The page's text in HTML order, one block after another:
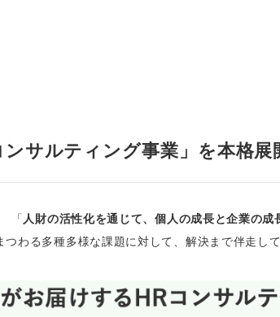
サルティング事業」を本格展
「 人財の活性化を通じて、個人の成長と企業の
わる多種多様な課題に対して、解決まで伴走して